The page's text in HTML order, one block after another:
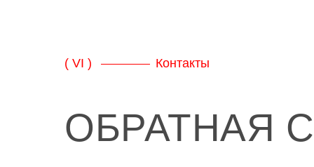
ОБРАТНАЯ
( VI ) Контакты